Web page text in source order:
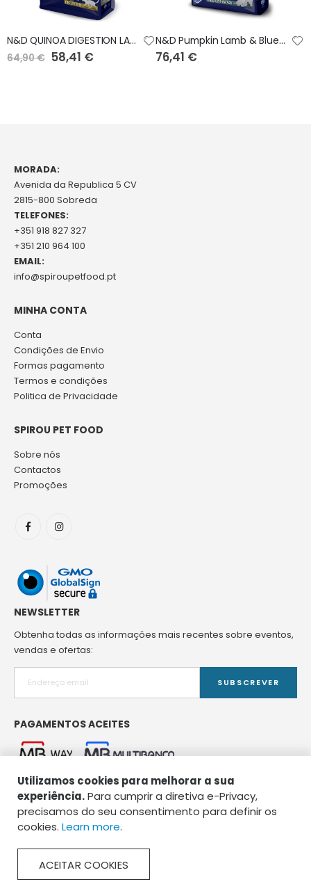
Utilizamos cookies para melhorar a sua
experiência.Para cumprir a diretiva e-Privacy,
precisamos do seu consentimento para definir os
cookies. Learn more.
ACEITAR COOKIES
N&D QUINOA DIGESTION LAMB FELINE-5Kg
64,90 € Preço
Especial
58,41 €
N&D Pumpkin Lamb & Blueberry Puppy Medium Maxi Canine 12Kg
76,41 €
MORADA:
Avenida da Republica 5 CV
2815-800 Sobreda
TELEFONES:
+351 918 827 327
+351 210 964 100
EMAIL:
info@spiroupetfood.pt
MINHA CONTA
Conta
Condições de Envio
Formas pagamento
Termos e condições
Politica de Privacidade
SPIROU PET FOOD
Sobre nós
Contactos
Promoções
NEWSLETTER
Obtenha todas as informações mais recentes sobre eventos,
vendas e ofertas:
SUBSCREVER
PAGAMENTOS ACEITES